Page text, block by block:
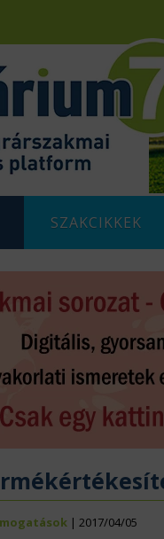
SZAKCIKKEK
AGRÁRENERGETIKA
AGRÁRGAZDASÁG
ÁLLATTENYÉSZTÉS
ÉLELMISZERIPAR
EURÓPAI UNIÓ
| 2017/04/05